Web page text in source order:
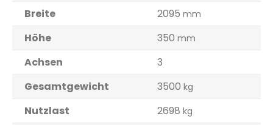
Breite 2095 mm
Höhe 350 mm
Achsen
3
Gesamtgewicht
3500 kg
Nutzlast 2698 kg